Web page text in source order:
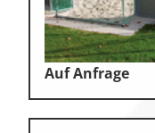
Auf Anfrage